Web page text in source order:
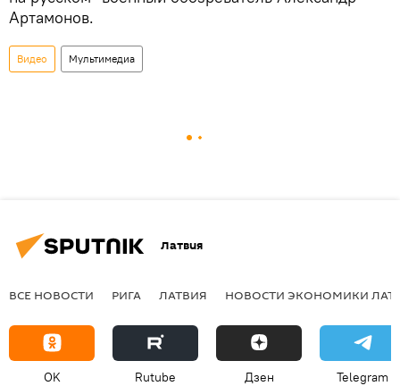
Артамонов.
Видео Мультимедиа
Латвия
ВСЕ НОВОСТИ РИГА ЛАТВИЯ НОВОСТИ ЭКОНОМИКИ
OK Rutube Дзен Telegram